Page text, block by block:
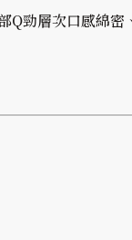
Q勁層次口感綿密